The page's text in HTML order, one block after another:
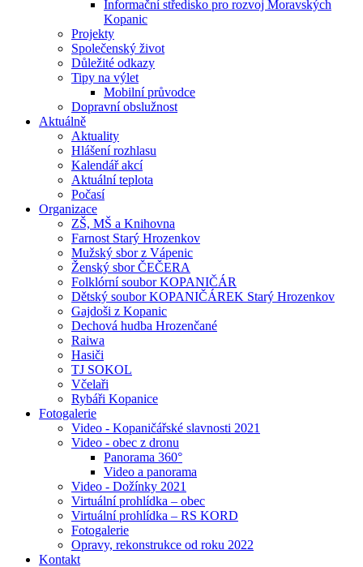
Informační středisko pro rozvoj Moravských
Kopanic
Projekty
Společenský život
Důležité odkazy
Tipy na výlet
Mobilní průvodce
Dopravní obslužnost
Aktuálně
Aktuality
Hlášení rozhlasu
Kalendář akcí
Aktuální teplota
Počasí
Organizace
ZŠ, MŠ a Knihovna
Farnost Starý Hrozenkov
Mužský sbor z Vápenic
Ženský sbor ČEČERA
Folklórní soubor KOPANIČÁR
Dětský soubor KOPANIČÁREK Starý Hrozenkov
Gajdoši z Kopanic
Dechová hudba Hrozenčané
Raiwa
Hasiči
TJ SOKOL
Včelaři
Rybáři Kopanice
Fotogalerie
Video - Kopaničářské slavnosti 2021
Video - obec z dronu
Panorama 360°
Video a panorama
Video - Dožínky 2021
Virtuální prohlídka – obec
Virtuální prohlídka – RS KORD
Fotogalerie
Opravy, rekonstrukce od roku 2022
Kontakt